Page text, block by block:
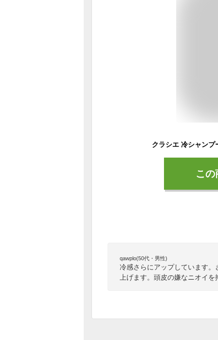
クラシエ 冷シャン
こ
qawplo(50代・男性)
冷感さらにアップしています
上げます。頭皮の嫌なニオイ